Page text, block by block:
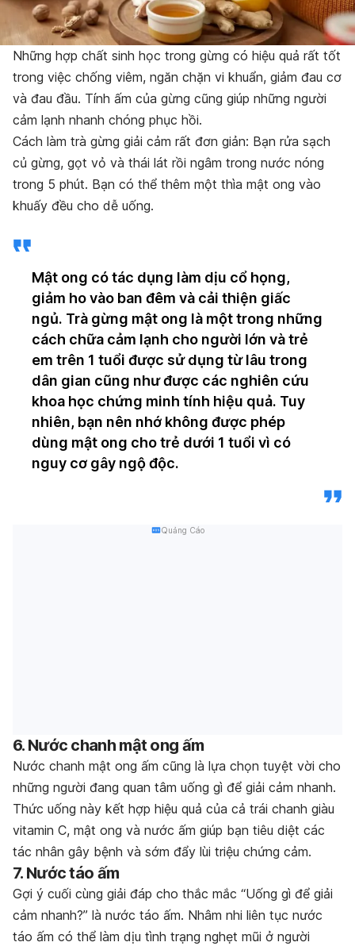
Những hợp chất sinh học trong gừng có hiệu quả rất tốt
trong việc chống viêm, ngăn chặn vi khuẩn, giảm đau cơ
và đau đầu. Tính ấm của gừng cũng giúp những người
cảm lạnh nhanh chóng phục hồi.
Cách làm trà gừng giải cảm rất đơn giản: Bạn rửa sạch
củ gừng, gọt vỏ và thái lát rồi ngâm trong nước nóng
trong 5 phút. Bạn có thể thêm một thìa mật ong vào
khuấy đều cho dễ uống.
Mật ong có tác dụng làm dịu cổ họng,
giảm ho vào ban đêm và cải thiện giấc
ngủ. Trà gừng mật ong là một trong những
cách chữa cảm lạnh cho người lớn và trẻ
em trên 1 tuổi được sử dụng từ lâu trong
dân gian cũng như được các nghiên cứu
khoa học chứng minh tính hiệu quả. Tuy
nhiên, bạn nên nhớ không được phép
dùng mật ong cho trẻ dưới 1 tuổi vì có
nguy cơ gây ngộ độc.
Quảng Cáo
6. Nước chanh mật ong ấm
Nước chanh mật ong ấm cũng là lựa chọn tuyệt vời cho
những người đang quan tâm uống gì để giải cảm nhanh.
Thức uống này kết hợp hiệu quả của cả trái chanh giàu
vitamin C, mật ong và nước ấm giúp bạn tiêu diệt các
tác nhân gây bệnh và sớm đẩy lùi triệu chứng cảm.
7. Nước táo ấm
Gợi ý cuối cùng giải đáp cho thắc mắc “Uống gì để giải
cảm nhanh?” là nước táo ấm. Nhâm nhi liên tục nước
táo ấm có thể làm dịu tình trạng nghẹt mũi ở người